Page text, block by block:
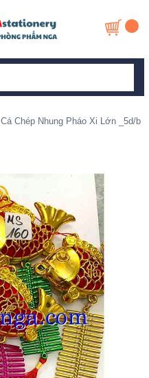
Cá Chép Nhung Pháo Xi Lớn _5d/b